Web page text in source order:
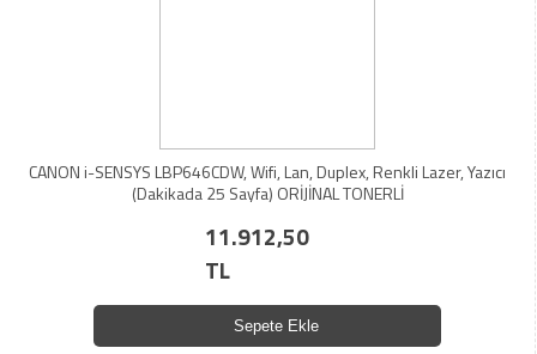
CANON i-SENSYS LBP646CDW, Wifi, Lan, Duplex, Renkli Lazer, Yazıcı
(Dakikada 25 Sayfa) ORİJİNAL TONERLİ
11.912,50
TL
Sepete Ekle